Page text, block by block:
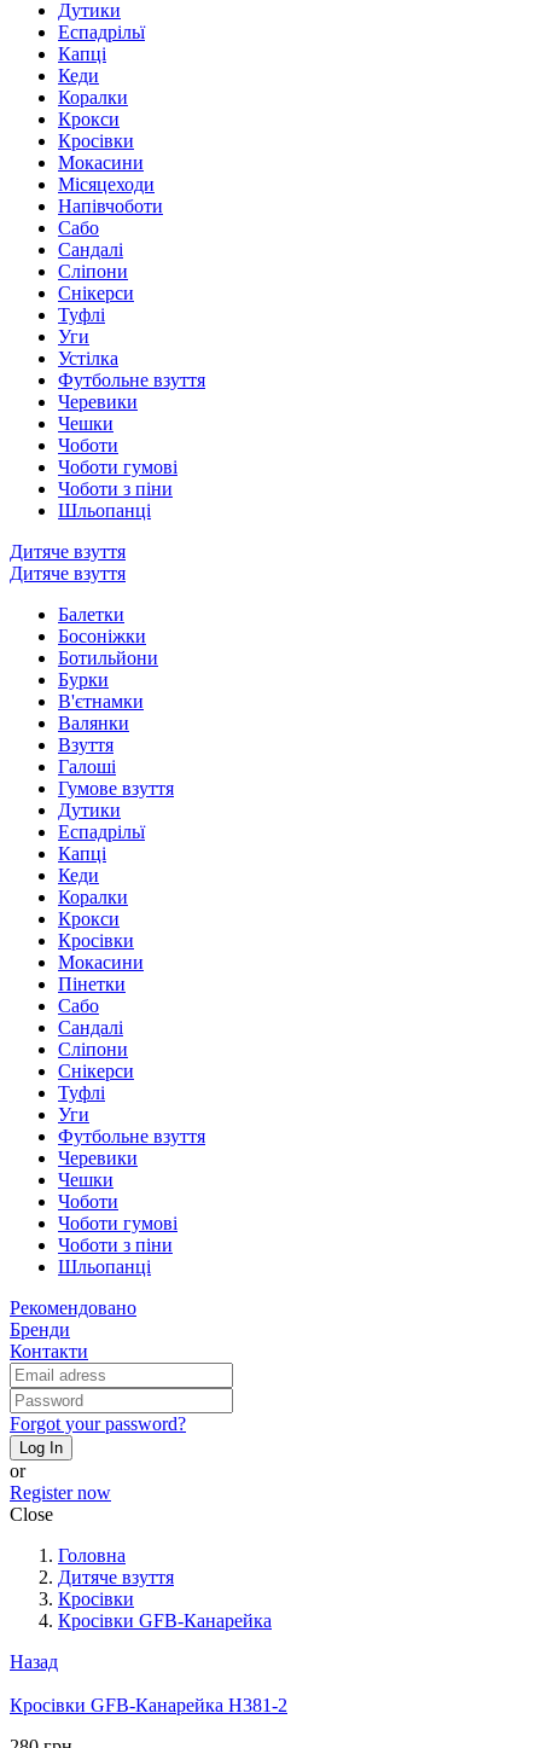
Дутики
Еспадрільї
Капці
Кеди
Коралки
Крокси
Кросівки
Мокасини
Місяцеходи
Напівчоботи
Сабо
Сандалі
Сліпони
Снікерси
Туфлі
Уги
Устілка
Футбольне взуття
Черевики
Чешки
Чоботи
Чоботи гумові
Чоботи з піни
Шльопанці
Дитяче взуття
Дитяче взуття
Балетки
Босоніжки
Ботильйони
Бурки
В'єтнамки
Валянки
Взуття
Галоші
Гумове взуття
Дутики
Еспадрільї
Капці
Кеди
Коралки
Крокси
Кросівки
Мокасини
Пінетки
Сабо
Сандалі
Сліпони
Снікерси
Туфлі
Уги
Футбольне взуття
Черевики
Чешки
Чоботи
Чоботи гумові
Чоботи з піни
Шльопанці
Рекомендовано
Бренди
Контакти
Forgot your password?
Log In
or
Register now
Close
Головна
Дитяче взуття
Кросівки
Кросівки GFB-Канарейка
Назад
Кросівки GFB-Канарейка H381-2